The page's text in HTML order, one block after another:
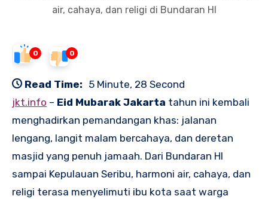
air, cahaya, dan religi di Bundaran HI
0 0
Read Time: 5 Minute, 28 Second
jkt.info – Eid Mubarak Jakarta tahun ini kembali
menghadirkan pemandangan khas: jalanan
lengang, langit malam bercahaya, dan deretan
masjid yang penuh jamaah. Dari Bundaran HI
sampai Kepulauan Seribu, harmoni air, cahaya, dan
religi terasa menyelimuti ibu kota saat warga